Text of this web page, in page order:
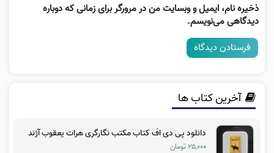
ذخیره نام، ایمیل و وبسایت من در مرورگر برای زمانی که دوباره
دیدگاهی می‌نویسم.
آخرین کتاب ها
دانلود پی دی اف کتاب مکتب نگارگری هرات یعقوب آژند
۲۵,۰۰۰ تومان